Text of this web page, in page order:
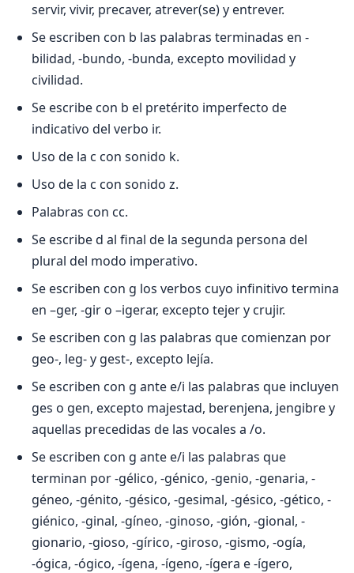
servir, vivir, precaver, atrever(se) y entrever.
Se escriben con b las palabras terminadas en -
bilidad, -bundo, -bunda, excepto movilidad y
civilidad.
Se escribe con b el pretérito imperfecto de
indicativo del verbo ir.
Uso de la c con sonido k.
Uso de la c con sonido z.
Palabras con cc.
Se escribe d al final de la segunda persona del
plural del modo imperativo.
Se escriben con g los verbos cuyo infinitivo termina
en –ger, -gir o –igerar, excepto tejer y crujir.
Se escriben con g las palabras que comienzan por
geo-, leg- y gest-, excepto lejía.
Se escriben con g ante e/i las palabras que incluyen
ges o gen, excepto majestad, berenjena, jengibre y
aquellas precedidas de las vocales a /o.
Se escriben con g ante e/i las palabras que
terminan por -gélico, -génico, -genio, -genaria, -
géneo, -génito, -gésico, -gesimal, -gésico, -gético, -
giénico, -ginal, -gíneo, -ginoso, -gión, -gional, -
gionario, -gioso, -gírico, -giroso, -gismo, -ogía,
-ógica, -ógico, -ígena, -ígeno, -ígera e -ígero,